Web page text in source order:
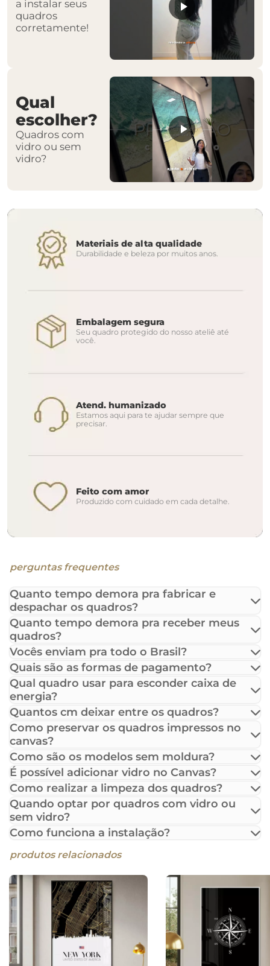
a instalar seus
quadros
corretamente!
Qual
escolher?
Quadros com
vidro ou sem
vidro?
Materiais de alta qualidade
Durabilidade e beleza por muitos anos.
Embalagem segura
Seu quadro protegido do nosso ateliê até
você.
Atend. humanizado
Estamos aqui para te ajudar sempre que
precisar.
Feito com amor
Produzido com cuidado em cada detalhe.
perguntas frequentes
Quanto tempo demora pra fabricar e
despachar os quadros?
Quanto tempo demora pra receber meus
quadros?
Vocês enviam pra todo o Brasil?
Quais são as formas de pagamento?
Qual quadro usar para esconder caixa de
energia?
Quantos cm deixar entre os quadros?
Como preservar os quadros impressos no
canvas?
Como são os modelos sem moldura?
É possível adicionar vidro no Canvas?
Como realizar a limpeza dos quadros?
Quando optar por quadros com vidro ou
sem vidro?
Como funciona a instalação?
produtos relacionados